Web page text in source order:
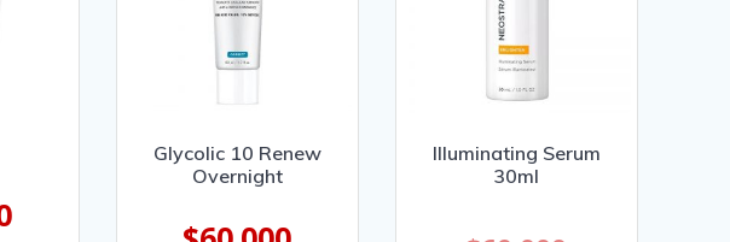
Glycolic 10 Renew
Overnight
Illuminating Serum
30ml